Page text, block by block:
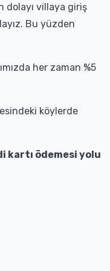
dolayı villaya giriş
Bu yüzden
her zaman %5
köylerde
kartı ödemesi yolu